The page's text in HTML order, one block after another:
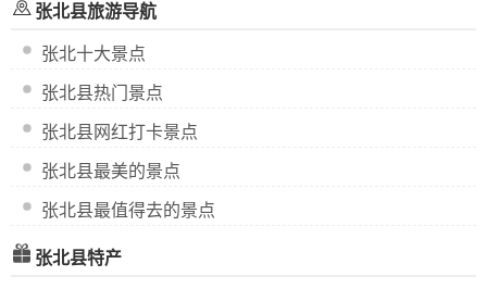
张北县旅游导航
张北十大景点
张北县热门景点
张北县网红打卡景点
张北县最美的景点
张北县最值得去的景点
张北县特产